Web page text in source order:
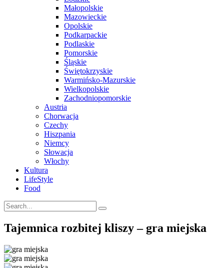
Małopolskie
Mazowieckie
Opolskie
Podkarpackie
Podlaskie
Pomorskie
Śląskie
Świętokrzyskie
Warmińsko-Mazurskie
Wielkopolskie
Zachodniopomorskie
Austria
Chorwacja
Czechy
Hiszpania
Niemcy
Słowacja
Włochy
Kultura
LifeStyle
Food
Tajemnica rozbitej kliszy – gra miejska